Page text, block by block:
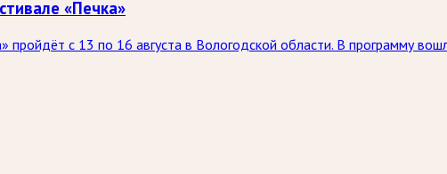
«Печка»
с 13 по 16 августа в Вологодской области. В программу